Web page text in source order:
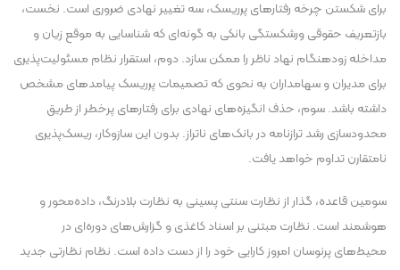
برای شکستن چرخه رفتار‌های پرریسک، سه تغییر نهادی ضروری است. نخست،
بازتعریف حقوقی ورشکستگی بانکی به گونه‌ای که شناسایی به موقع زیان و
مداخله زودهنگام نهاد ناظر را ممکن سازد. دوم، استقرار نظام مسئولیت‌پذیری
برای مدیران و سهامداران به نحوی که تصمیمات پرریسک پیامد‌های مشخص
داشته باشد. سوم، حذف انگیزه‌های نهادی برای رفتار‌های پرخطر از طریق
محدودسازی رشد ترازنامه در بانک‌های ناتراز. بدون این سازوکار، ریسک‌پذیری
نامتقارن تداوم خواهد یافت.
سومین قاعده، گذار از نظارت سنتی پسینی به نظارت بلادرنگ، داده‌محور و
هوشمند است. نظارت مبتنی بر اسناد کاغذی و گزارش‌های دوره‌ای در
محیط‌های پرنوسان امروز کارایی خود را از دست داده است. نظام نظارتی جدید